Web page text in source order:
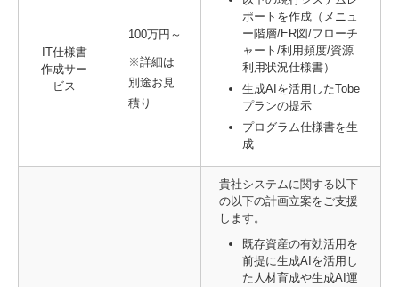
IT仕様書
作成サー
ビス
100万円～
※詳細は
別途お見
積り
ポートを作成（メニュ
ー階層/ER図/フローチ
ャート/利用頻度/資源
利用状況仕様書）
生成AIを活用したTobe
プランの提示
プログラム仕様書を生
成
貴社システムに関する以下
の以下の計画立案をご支援
します。
既存資産の有効活用を
前提に生成AIを活用し
た人材育成や生成AI運